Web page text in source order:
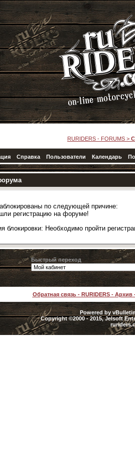
RURIDERS - FORUMS >
Справка Пользователи Календарь
по следующей причине:
регистрацию на форуме!
блокировки: Необходимо пройти
Быстрый переход
Обратная связь- RURIDERS- Архив
Powered by
Copyright ©2000 - 2015, Jelsoft